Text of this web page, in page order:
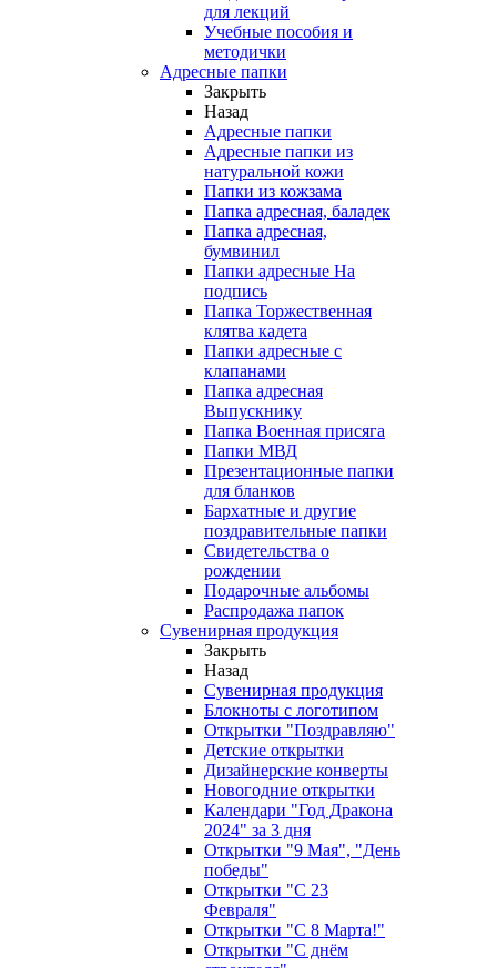
для лекций
Учебные пособия и
методички
Адресные папки
Закрыть
Назад
Адресные папки
Адресные папки из
натуральной кожи
Папки из кожзама
Папка адресная, баладек
Папка адресная,
бумвинил
Папки адресные На
подпись
Папка Торжественная
клятва кадета
Папки адресные с
клапанами
Папка адресная
Выпускнику
Папка Военная присяга
Папки МВД
Презентационные папки
для бланков
Бархатные и другие
поздравительные папки
Свидетельства о
рождении
Подарочные альбомы
Распродажа папок
Сувенирная продукция
Закрыть
Назад
Сувенирная продукция
Блокноты с логотипом
Открытки "Поздравляю"
Детские открытки
Дизайнерские конверты
Новогодние открытки
Календари "Год Дракона
2024" за 3 дня
Открытки "9 Мая", "День
победы"
Открытки "С 23
Февраля"
Открытки "С 8 Марта!"
Открытки "С днём